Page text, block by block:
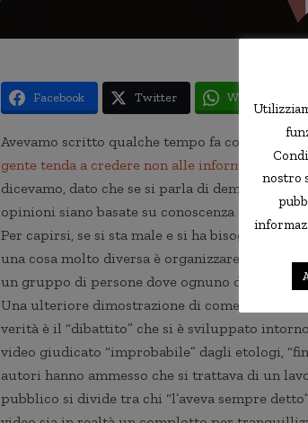
Facebook Twitter WhatsApp
Avevamo scritto qualche tempo fa come delle
gente tenda a credere non alle informazioni
dicevamo, dato che se si parla di democrazia
opinioni siano basate su conoscenza dei fatti e
Per capirsi, se si sta male e si ha bisogno di
una cosa molto diversa è organizzare
un gruppo di persone dove ognuno dice la
Una ulteriore dimostrazione di come la gente
verità è il “dibattito” che si è sviluppato
video giudicato “improbabile” dagli etologi,
autori hanno ammesso che si trattava di un
pubblico si divide tra chi “l’aveva sempre
nostro